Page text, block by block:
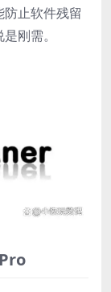
止软件残留
刚需。